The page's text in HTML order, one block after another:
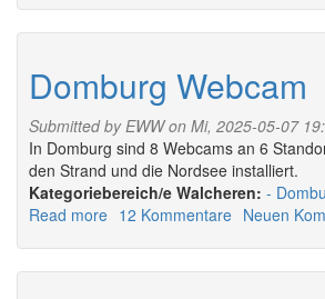
Domburg Webcam
Submitted byEWWon Mi, 2025-05-07
In Domburg sind 8 Webcams an 6
den Strand und die Nordsee installiert.
Walcheren:
Read more about
12 Kommentare Neuen